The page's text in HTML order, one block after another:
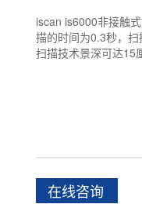
iscan is6000非接触
描的时间为0.3秒，
扫描技术景深可达15
在线咨询